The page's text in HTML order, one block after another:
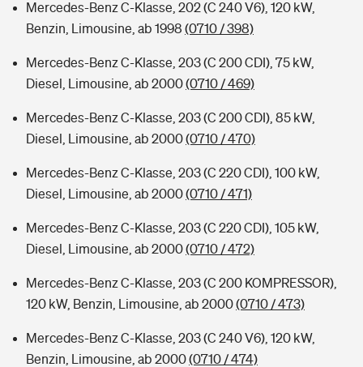
Mercedes-Benz C-Klasse, 202 (C 240 V6), 120 kW,
Benzin, Limousine, ab 1998 (0710 / 398)
Mercedes-Benz C-Klasse, 203 (C 200 CDI), 75 kW,
Diesel, Limousine, ab 2000(0710 / 469)
Mercedes-Benz C-Klasse, 203 (C 200 CDI), 85 kW,
Diesel, Limousine, ab 2000(0710 / 470)
Mercedes-Benz C-Klasse, 203 (C 220 CDI), 100 kW,
Diesel, Limousine, ab 2000(0710 / 471)
Mercedes-Benz C-Klasse, 203 (C 220 CDI), 105 kW,
Diesel, Limousine, ab 2000(0710 / 472)
Mercedes-Benz C-Klasse, 203 (C 200 KOMPRESSOR),
120 kW, Benzin, Limousine, ab 2000(0710 / 473)
Mercedes-Benz C-Klasse, 203 (C 240 V6), 120 kW,
Benzin, Limousine, ab 2000(0710 / 474)